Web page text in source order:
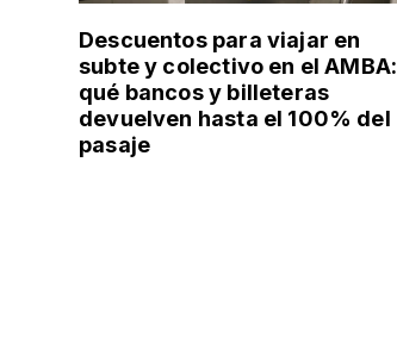
Descuentos para viajar en
subte y colectivo en el AMBA:
qué bancos y billeteras
devuelven hasta el 100% del
pasaje